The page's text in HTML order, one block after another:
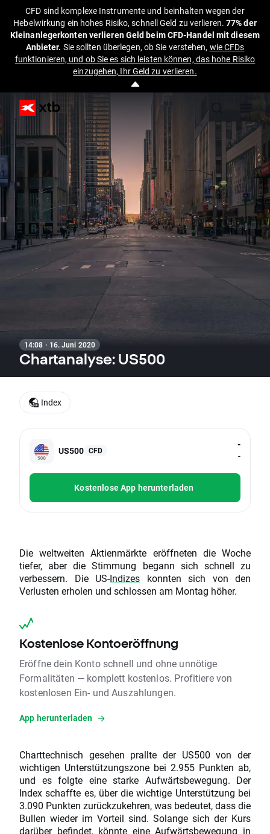
CFD sind komplexe Instrumente und beinhalten wegen der
Hebelwirkung ein hohes Risiko, schnell Geld zu verlieren.77% der
Kleinanlegerkonten verlieren Geld beim CFD-Handel mit diesem
Anbieter. Sie sollten überlegen, ob Sie verstehen, wie CFDs
funktionieren, und ob Sie es sich leisten können, das hohe Risiko
einzugehen, Ihr Geld zu verlieren.
14:08 · 16. Juni 2020
Chartanalyse: US500
US500 CFD
-
-
Kostenlose App herunterladen
Die weltweiten Aktienmärkte eröffneten die Woche
tiefer, aber die Stimmung begann sich schnell zu
verbessern. Die US-Indizes konnten sich von den
Verlusten erholen und schlossen am Montag höher.
Kostenlose Kontoeröffnung
Eröffne dein Konto schnell und ohne unnötige
Formalitäten — komplett kostenlos. Profitiere von
kostenlosen Ein- und Auszahlungen.
App herunterladen
Charttechnisch gesehen prallte der US500 von der
wichtigen Unterstützungszone bei 2.955 Punkten ab,
und es folgte eine starke Aufwärtsbewegung. Der
Index schaffte es, über die wichtige Unterstützung bei
3.090 Punkten zurückzukehren, was bedeutet, dass die
Bullen wieder im Vorteil sind. Solange sich der Kurs
darüber befindet, könnte eine Aufwärtsbewegung in
Index